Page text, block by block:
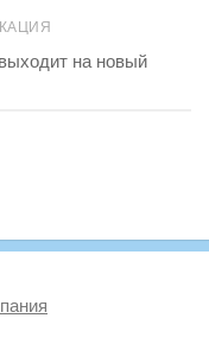
на новый